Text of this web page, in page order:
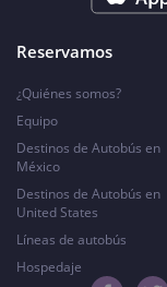
Reservamos
¿Quiénes somos?
Equipo
Destinos de Autobús en
México
Destinos de Autobús en
United States
Líneas de autobús
Hospedaje